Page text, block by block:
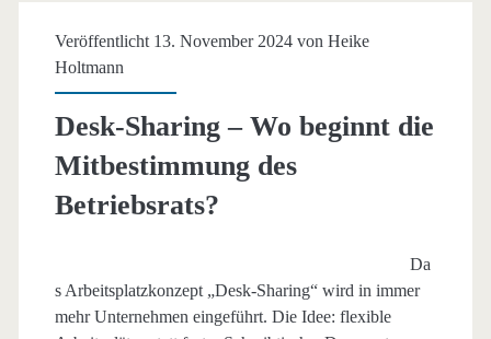
Schlagwort:
<span>Buchungssysteme
für
Arbeitsplätze</span>
Veröffentlicht 13. November 2024 von Heike
Holtmann
Desk-Sharing – Wo beginnt die
Mitbestimmung des
Betriebsrats?
Da
s Arbeitsplatzkonzept „Desk-Sharing“ wird in immer
mehr Unternehmen eingeführt. Die Idee: flexible